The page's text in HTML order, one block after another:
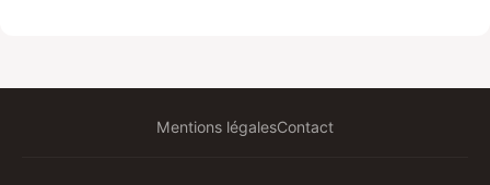
Mentions légalesContact